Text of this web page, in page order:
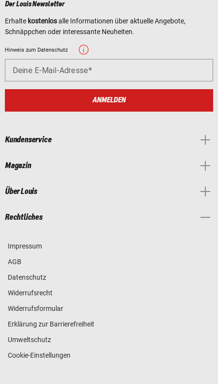
Der Louis Newsletter
Erhalte kostenlosalle Informationen über aktuelle Angebote,
Schnäppchen oder interessante Neuheiten.
Hinweis zum Datenschutz
Deine E-Mail-Adresse
ANMELDEN
Kundenservice
Magazin
Über Louis
Rechtliches
Impressum
AGB
Datenschutz
Widerrufsrecht
Widerrufsformular
Erklärung zur Barrierefreiheit
Umweltschutz
Cookie-Einstellungen